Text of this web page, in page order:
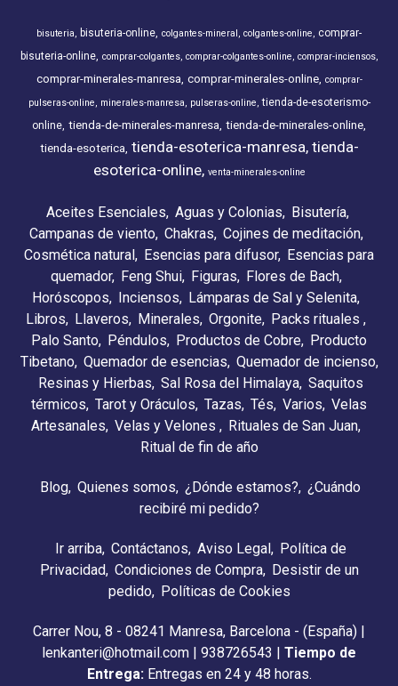
bisuteria bisuteria-online colgantes-mineral colgantes-online
comprar-
bisuteria-online comprar-colgantes comprar-colgantes-online comprar-inciensos
comprar-minerales-manresa comprar-minerales-online comprar-
pulseras-online
minerales-manresa pulseras-online tienda-de-esoterismo-
online tienda-de-minerales-manresa tienda-de-minerales-online
tienda-esoterica tienda-esoterica-manresa tienda-
esoterica-online venta-minerales-online
Aceites Esenciales Aguas y Colonias
Bisutería
Campanas de viento Chakras Cojines de meditación
Cosmética natural Esencias para difusor Esencias para
quemador
Feng Shui Figuras
Flores de Bach
Horóscopos
Inciensos
Lámparas de Sal y Selenita
Libros
Llaveros Minerales Orgonite Packs rituales
Palo Santo Péndulos Productos de Cobre Producto
Tibetano Quemador de esencias Quemador de incienso
Resinas y Hierbas Sal Rosa del Himalaya Saquitos
térmicos Tarot y Oráculos Tazas Tés Varios Velas
Artesanales Velas y Velones
Rituales de San Juan
Ritual de fin de año
Blog Quienes somos ¿Dónde estamos?
¿Cuándo
recibiré mi pedido?
Ir arriba Contáctanos Aviso Legal
Política de
Privacidad Condiciones de Compra
Desistir de un
pedido
Políticas de Cookies
Carrer Nou, 8 - 08241 Manresa, Barcelona - (España) |
lenkanteri@hotmail.com | 938726543 | Tiempo de
Entrega: Entregas en 24 y 48 horas.